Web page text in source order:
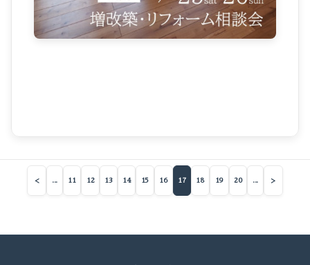
< ... 11 12 13 14 15 16 17 18 19 20 ... >